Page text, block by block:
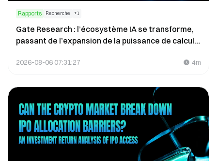
Rapports Recherche +1
Gate Research : l’écosystème IA se transforme,
passant de l’expansion de la puissance de calcul à
2026-08-06 07:31:27 4m